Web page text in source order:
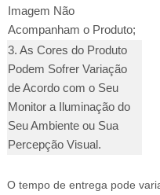
Imagem Não
Acompanham o Produto;
3. As Cores do Produto
Podem Sofrer Variação
de Acordo com o Seu
Monitor a Iluminação do
Seu Ambiente ou Sua
Percepção Visual.
O tempo de entrega pode